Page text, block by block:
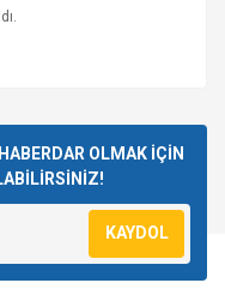
OLMAK İÇİN
KAYDOL